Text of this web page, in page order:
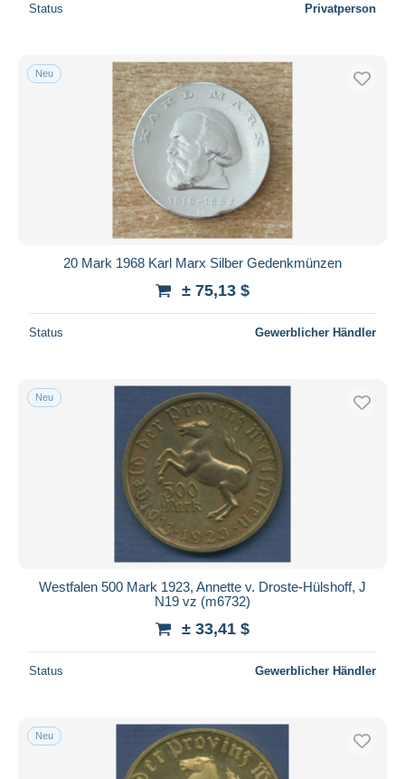
Status Privatperson
Neu
20 Mark 1968 Karl Marx Silber Gedenkmünzen
± 75,13 $
Status Gewerblicher Händler
Neu
Westfalen 500 Mark 1923, Annette v. Droste-Hülshoff, J
N19 vz (m6732)
± 33,41 $
Status Gewerblicher Händler
Neu